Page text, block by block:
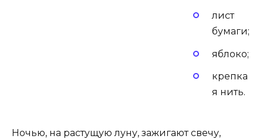
лист
бумаги;
яблоко;
крепка
я нить.
Ночью, на растущую луну, зажигают свечу,